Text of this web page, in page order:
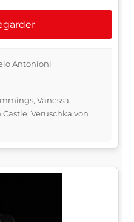
Antonioni
Vanessa
Veruschka von